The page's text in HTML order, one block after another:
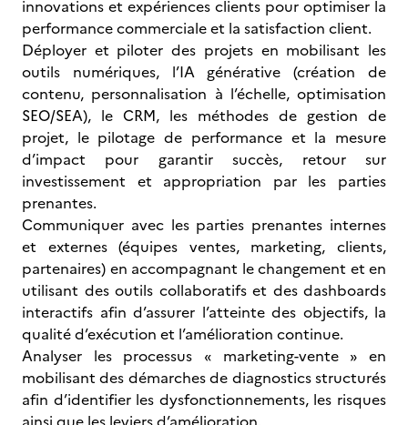
innovations et expériences clients pour optimiser la
performance commerciale et la satisfaction client.
Déployer et piloter des projets en mobilisant les
outils numériques, l’IA générative (création de
contenu, personnalisation à l’échelle, optimisation
SEO/SEA), le CRM, les méthodes de gestion de
projet, le pilotage de performance et la mesure
d’impact pour garantir succès, retour sur
investissement et appropriation par les parties
prenantes.
Communiquer avec les parties prenantes internes
et externes (équipes ventes, marketing, clients,
partenaires) en accompagnant le changement et en
utilisant des outils collaboratifs et des dashboards
interactifs afin d’assurer l’atteinte des objectifs, la
qualité d’exécution et l’amélioration continue.
Analyser les processus « marketing-vente » en
mobilisant des démarches de diagnostics structurés
afin d’identifier les dysfonctionnements, les risques